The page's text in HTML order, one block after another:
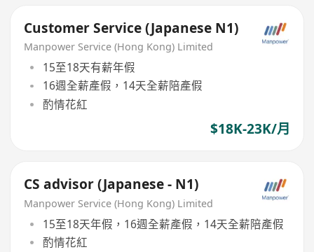
Customer Service (Japanese N1)
Manpower Service (Hong Kong) Limited
15至18天有薪年假
16週全薪產假，14天全薪陪產假
酌情花紅
$18K-23K/月
CS advisor (Japanese - N1)
Manpower Service (Hong Kong) Limited
15至18天年假，16週全薪產假，14天全薪陪產假
酌情花紅